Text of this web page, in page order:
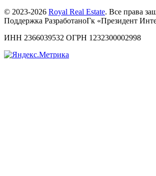
© 2023-2026 Royal Real Estate. Все права
Поддержка РазработаноГк «Президент
ИНН 2366039532 ОГРН 1232300002998